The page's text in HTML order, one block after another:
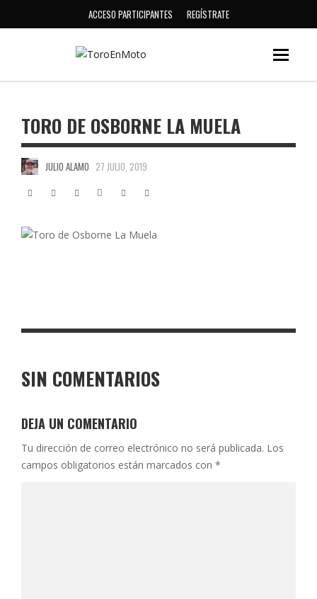
ACCESO PARTICIPANTES REGÍSTRATE
TORO DE OSBORNE LA MUELA
JULIO ALAMO 27 JULIO, 2019
SIN COMENTARIOS
DEJA UN COMENTARIO
Tu dirección de correo electrónico no será publicada. Los
campos obligatorios están marcados con *